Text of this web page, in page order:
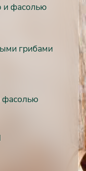
и фасолью
грибами
фасолью